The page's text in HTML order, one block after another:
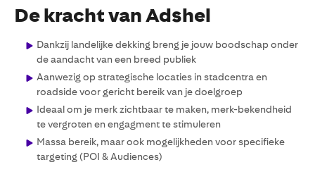
De kracht van Adshel
Dankzij landelijke dekking breng je jouw boodschap onder
de aandacht van een breed publiek
Aanwezig op strategische locaties in stadcentra en
roadside voor gericht bereik van je doelgroep
Ideaal om je merk zichtbaar te maken, merk-bekendheid
te vergroten en engagment te stimuleren
Massa bereik, maar ook mogelijkheden voor specifieke
targeting (POI & Audiences)